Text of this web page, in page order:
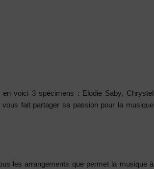
voici 3 spécimens : Elodie Saby, Chrystel
fait partager sa passion pour la musique
les arrangements que permet la musique à